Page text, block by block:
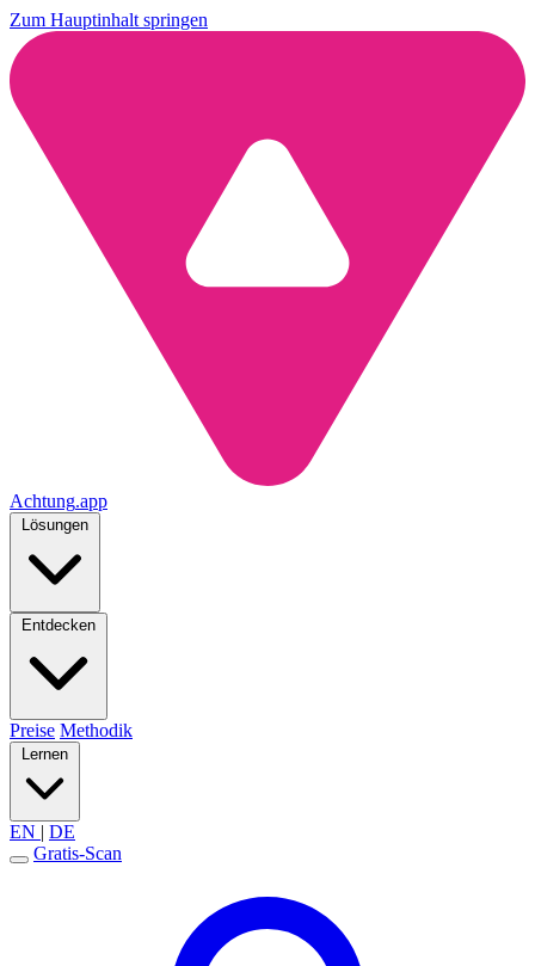
Zum Hauptinhalt springen
Achtung.app
Lösungen
Entdecken
Preise Methodik
Lernen
EN | DE
Gratis-Scan